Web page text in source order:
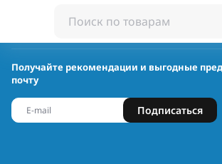
Получайте рекомендации и выгодные
почту
Подписаться